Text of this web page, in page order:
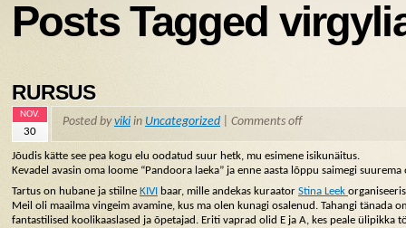
Posts Tagged
RURSUS
NOV.
30
Posted byviki in Uncategorized Comments off
Jõudis kätte see pea kogu elu oodatud suur hetk, mu esimene isikunäitus.
Kevadel avasin oma loome “Pandoora laeka” ja enne aasta lõppu saimegi
Tartus on hubane ja stiilne KIVI baar, mille andekas kuraator Stina Leek
Meil oli maailma vingeim avamine, kus ma olen kunagi osalenud. Tahangi tänada
fantastilised koolikaaslased ja õpetajad. Eriti vaprad olid E ja A, kes peale ülipikka